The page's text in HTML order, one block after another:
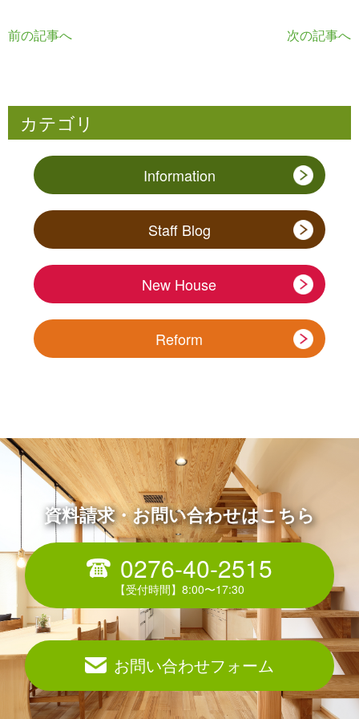
前の記事へ 次の記事へ
カテゴリ
Information
Staff Blog
New House
Reform
資料請求・お問い合わせはこちら
0276-40-2515
お問い合わせフォーム